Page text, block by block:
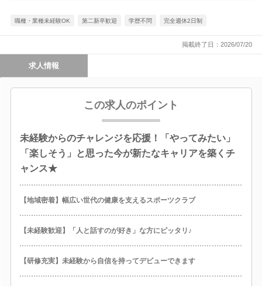
職種・業種未経験OK 第二新卒歓迎 学歴不問 完全週休2日制
掲載終了日：2026/07/20
求人情報
この求人のポイント
未経験からのチャレンジを応援！「やってみたい」
「楽しそう」と思った今が新たなキャリアを築くチ
ャンス★
【地域密着】幅広い世代の健康を支えるスポーツクラブ
【未経験歓迎】「人と話すのが好き」な方にピッタリ♪
【研修充実】未経験から自信を持ってデビューできます